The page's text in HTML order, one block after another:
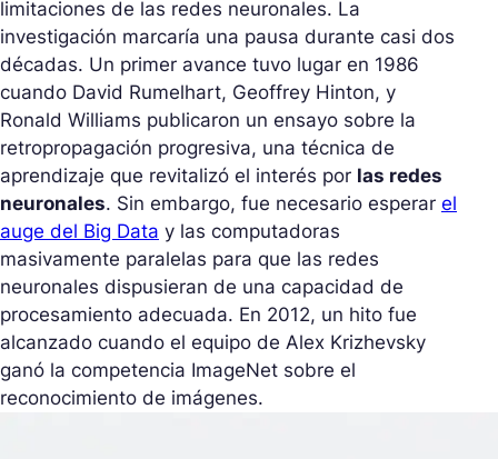
limitaciones de las redes neuronales. La
investigación marcaría una pausa durante casi dos
décadas. Un primer avance tuvo lugar en 1986
cuando David Rumelhart, Geoffrey Hinton, y
Ronald Williams publicaron un ensayo sobre la
retropropagación progresiva, una técnica de
aprendizaje que revitalizó el interés por las redes
neuronales. Sin embargo, fue necesario esperar el
auge del Big Data y las computadoras
masivamente paralelas para que las redes
neuronales dispusieran de una capacidad de
procesamiento adecuada. En 2012, un hito fue
alcanzado cuando el equipo de Alex Krizhevsky
ganó la competencia ImageNet sobre el
reconocimiento de imágenes.